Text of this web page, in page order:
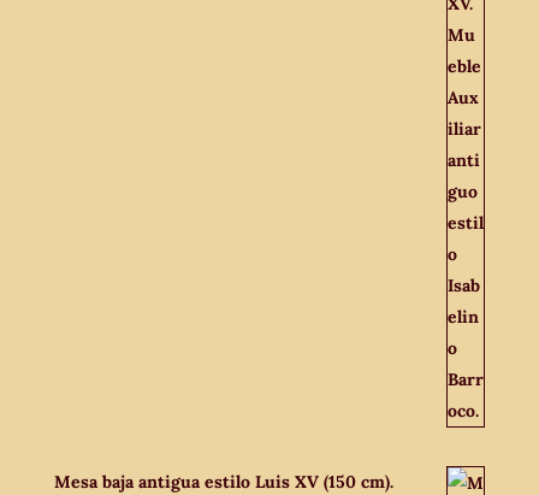
Mesa baja antigua estilo Luis XV (150 cm).